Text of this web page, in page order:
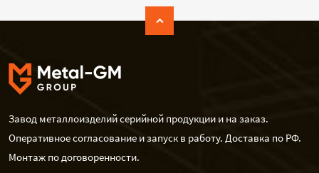
Завод металлоизделий серийной продукции и на заказ.
Оперативное согласование и запуск в работу. Доставка по РФ.
Монтаж по договоренности.